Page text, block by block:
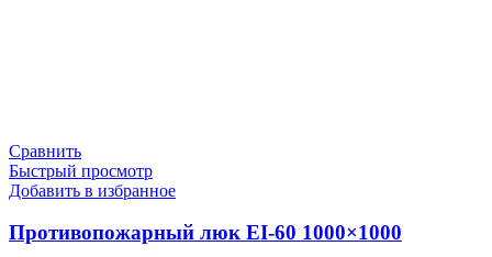
Сравнить
Быстрый просмотр
Добавить в избранное
Противопожарный люк EI-60 1000×1000